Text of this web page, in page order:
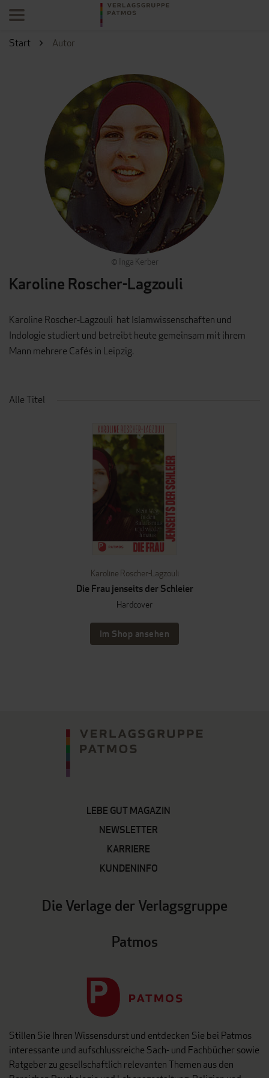
Start Autor
© Inga Kerber
Karoline Roscher-Lagzouli
Karoline Roscher-Lagzouli hat Islamwissenschaften und
Indologie studiert und betreibt heute gemeinsam mit ihrem
Mann mehrere Cafés in Leipzig.
Alle Titel
Karoline Roscher-Lagzouli
Die Frau jenseits der Schleier
Hardcover
Im Shop ansehen
LEBE GUT MAGAZIN
NEWSLETTER
KARRIERE
KUNDENINFO
Die Verlage der Verlagsgruppe
Patmos
Stillen Sie Ihren Wissensdurst und entdecken Sie bei Patmos
interessante und aufschlussreiche Sach- und Fachbücher sowie
Ratgeber zu gesellschaftlich relevanten Themen aus den